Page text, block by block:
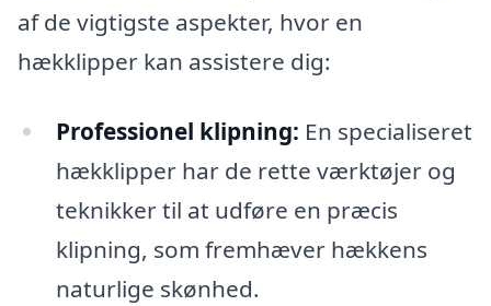
af de vigtigste aspekter, hvor en
hækklipper kan assistere dig:
Professionel klipning: En specialiseret
hækklipper har de rette værktøjer og
teknikker til at udføre en præcis
klipning, som fremhæver hækkens
naturlige skønhed.